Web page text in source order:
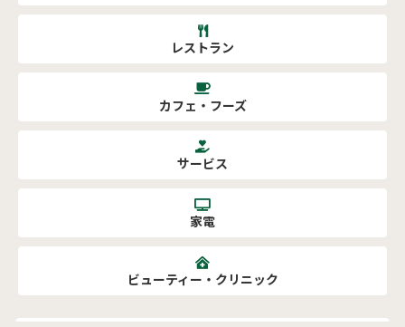
レストラン
カフェ・フーズ
サービス
家電
ビューティー・クリニック